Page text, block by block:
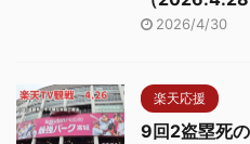
2026/4/30
楽天応援
9回2盗塁死